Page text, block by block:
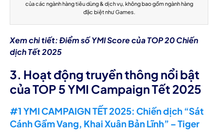
của các ngành hàng tiêu dùng & dịch vụ, không bao gồm ngành hàng
đặc biệt như Games.
Xem chi tiết: Điểm số YMI Score của TOP 20 Chiến
dịch Tết 2025
3. Hoạt động truyền thông nổi bật
của TOP 5 YMI Campaign Tết 2025
#1 YMI CAMPAIGN TẾT 2025: Chiến dịch “Sát
Cánh Gầm Vang, Khai Xuân Bản Lĩnh” – Tiger